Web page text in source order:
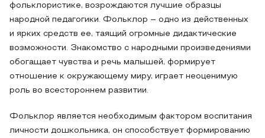
фольклористике, возрождаются лучшие образцы
народной педагогики. Фольклор – одно из действенных
и ярких средств ее, таящий огромные дидактические
возможности. Знакомство с народными произведениями
обогащает чувства и речь малышей, формирует
отношение к окружающему миру, играет неоценимую
роль во всестороннем развитии.
Фольклор является необходимым фактором воспитания
личности дошкольника, он способствует формированию